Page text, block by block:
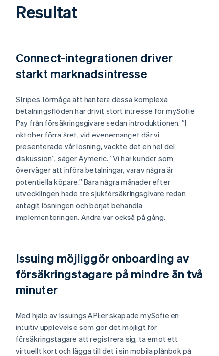
Resultat
Connect-integrationen driver
starkt marknadsintresse
Stripes förmåga att hantera dessa komplexa
betalningsflöden har drivit stort intresse för mySofie
Pay från försäkringsgivare sedan introduktionen. ”I
oktober förra året, vid evenemanget där vi
presenterade vår lösning, väckte det en hel del
diskussion”, säger Aymeric. ”Vi har kunder som
överväger att införa betalningar, varav några är
potentiella köpare.” Bara några månader efter
utvecklingen hade tre sjukförsäkringsgivare redan
antagit lösningen och börjat behandla
implementeringen. Andra var också på gång.
Issuing möjliggör onboarding av
försäkringstagare på mindre än två
minuter
Med hjälp av Issuings API:er skapade mySofie en
intuitiv upplevelse som gör det möjligt för
försäkringstagare att registrera sig, ta emot ett
virtuellt kort och lägga till det i sin mobila plånbok på